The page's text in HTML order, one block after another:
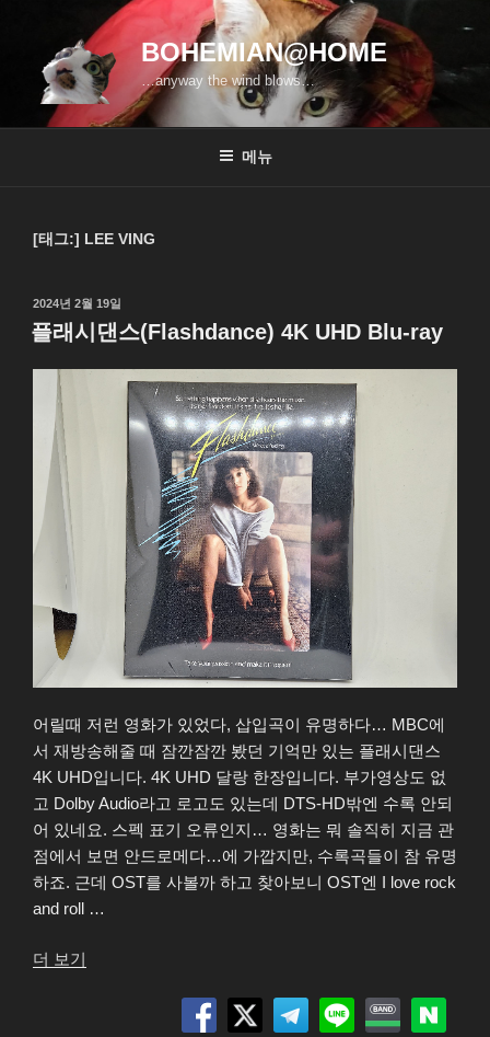
BOHEMIAN@HOME
…anyway the wind blows…
메뉴
[태그:] LEE VING
작
성
일
2024년 2월 19일
플래시댄스(Flashdance) 4K UHD Blu-ray
어릴때 저런 영화가 있었다, 삽입곡이 유명하다… MBC에
서 재방송해줄 때 잠깐잠깐 봤던 기억만 있는 플래시댄스
4K UHD입니다. 4K UHD 달랑 한장입니다. 부가영상도 없
고 Dolby Audio라고 로고도 있는데 DTS-HD밖엔 수록 안되
어 있네요. 스펙 표기 오류인지… 영화는 뭐 솔직히 지금 관
점에서 보면 안드로메다…에 가깝지만, 수록곡들이 참 유명
하죠. 근데 OST를 사볼까 하고 찾아보니 OST엔 I love rock
and roll …
더 보기